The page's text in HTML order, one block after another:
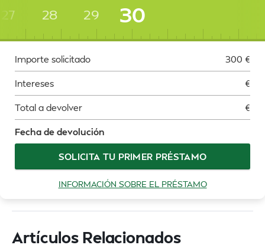
27 28 29 30
Importe solicitado 300 €
Intereses €
Total a devolver €
Fecha de devolución
SOLICITA TU PRIMER PRÉSTAMO
INFORMACIÓN SOBRE EL PRÉSTAMO
Artículos Relacionados